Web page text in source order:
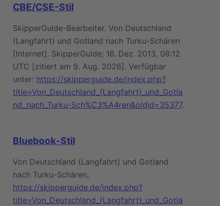
CBE/CSE-Stil
SkipperGuide-Bearbeiter. Von Deutschland
(Langfahrt) und Gotland nach Turku-Schären
[Internet]. SkipperGuide; 16. Dez. 2013, 08:12
UTC [zitiert am 9. Aug. 2026]. Verfügbar
unter: https://skipperguide.de/index.php?
title=Von_Deutschland_(Langfahrt)_und_Gotla
nd_nach_Turku-Sch%C3%A4ren&oldid=35377.
Bluebook-Stil
Von Deutschland (Langfahrt) und Gotland
nach Turku-Schären,
https://skipperguide.de/index.php?
title=Von_Deutschland_(Langfahrt)_und_Gotla